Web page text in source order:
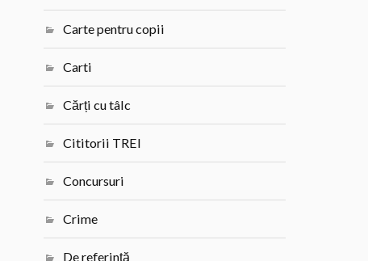
Carte pentru copii
Carti
Cărți cu tâlc
Cititorii TREI
Concursuri
Crime
De referință